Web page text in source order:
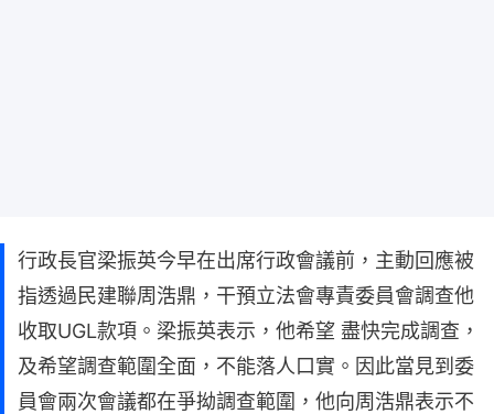
行政長官梁振英今早在出席行政會議前，主動回應被
指透過民建聯周浩鼎，干預立法會專責委員會調查他
收取UGL款項。梁振英表示，他希望 盡快完成調查，
及希望調查範圍全面，不能落人口實。因此當見到委
員會兩次會議都在爭拗調查範圍，他向周浩鼎表示不